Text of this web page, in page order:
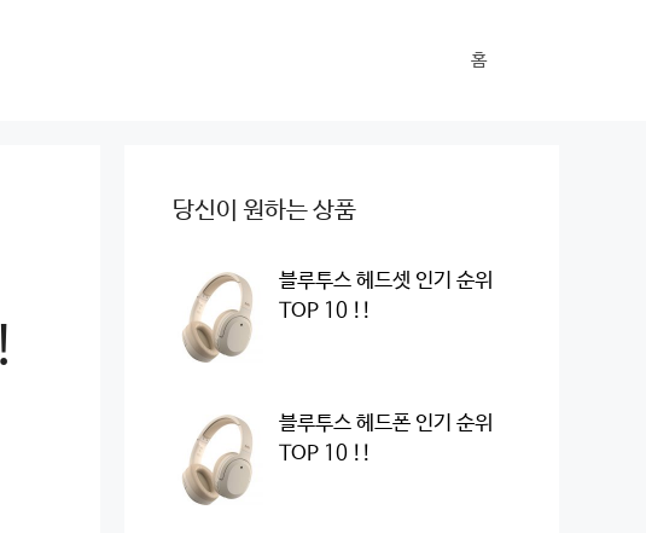
홈
당신이 원하는 상품
블루투스 헤드셋 인기 순위
TOP 10 !!
블루투스 헤드폰 인기 순위
TOP 10 !!